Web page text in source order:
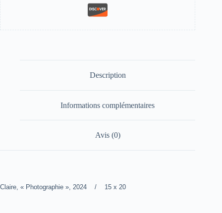
Description
Informations complémentaires
Avis (0)
Claire, « Photographie », 2024 / 15 x 20